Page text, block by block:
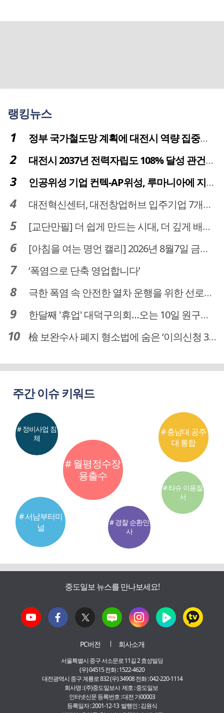
랭킹뉴스
정부 국가철도망 계획에 대전시 역량 집중해야
대전시 2037년 전력자립도 108% 달성 관건은 '주민 수용성'
인공위성 기업 컨텍-AP위성, 루마니아에 지상국 시스템 전수
대전혁신센터, 대전창업허브 입주기업 7개사 모집
[교단만필] 더 쉽게 만드는 시대, 더 깊게 배우는 교육
[아침을 여는 명언 캘리] 2026년 8월7일 금요일
‘폭염으로 단축 영업합니다’
극한 폭염 속 안전한 열차 운행을 위한 선로관리
한달째 '휴업' 대덕구의회…오는 10일 원구성 다시 돌입
檢 보완수사 폐지 형소법에 숨은 ‘이의신청 3개월 제한’…황운하는 30일 추진
주간 이슈 키워드
# 월평정수장
용출수
# 서남부터미
널
# 충남대 공주
대 통합
# 정비사업 침
체
# 경찰 순환인
사
# 타슈 이용질
서
중도일보 뉴스를 만나보세요!
PC버전 회사소개
서울특별시 중구 서소문로 11길 2 효성빌딩
(우) 04515 전화 : 1522-4620
대전광역시 중구 계룡로 832 (우) 34908 전화 : 042-220-1114
회사명 : (주)중도일보사 제호 : 중도일보
인터넷신문 등록번호 : 대전 가00003
등록일자 : 2001-12-13 발행인 : 김원식